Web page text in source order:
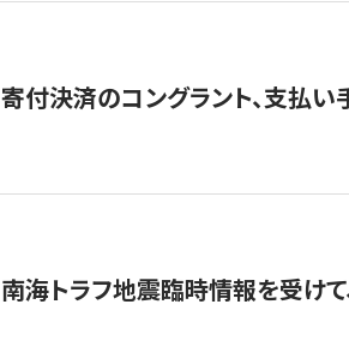
寄付決済のコングラント、支払い
南海トラフ地震臨時情報を受け